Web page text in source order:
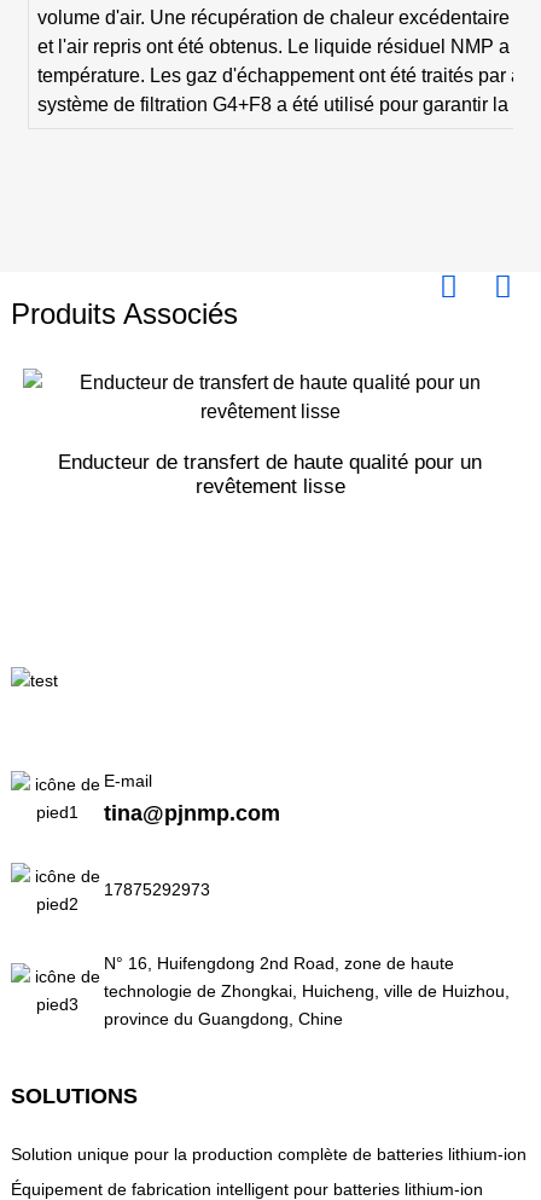
volume d'air. Une récupération de chaleur excédentaire
et l'air repris ont été obtenus. Le liquide résiduel NMP a
température. Les gaz d'échappement ont été traités par
système de filtration G4+F8 a été utilisé pour garantir la
Produits Associés
Enducteur de transfert de haute qualité pour un
revêtement lisse
E-mail
tina@pjnmp.com
17875292973
N° 16, Huifengdong 2nd Road, zone de haute
technologie de Zhongkai, Huicheng, ville de Huizhou,
province du Guangdong, Chine
SOLUTIONS
Solution unique pour la production complète de batteries lithium-ion
Équipement de fabrication intelligent pour batteries lithium-ion